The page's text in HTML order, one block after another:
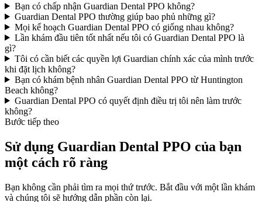
Bạn có chấp nhận Guardian Dental PPO không?
Guardian Dental PPO thường giúp bao phủ những gì?
Mọi kế hoạch Guardian Dental PPO có giống nhau không?
Lần khám đầu tiên tốt nhất nếu tôi có Guardian Dental PPO là
gì?
Tôi có cần biết các quyền lợi Guardian chính xác của mình trước
khi đặt lịch không?
Bạn có khám bệnh nhân Guardian Dental PPO từ Huntington
Beach không?
Guardian Dental PPO có quyết định điều trị tôi nên làm trước
không?
Bước tiếp theo
Sử dụng Guardian Dental PPO của bạn
một cách rõ ràng
Bạn không cần phải tìm ra mọi thứ trước. Bắt đầu với một lần khám
và chúng tôi sẽ hướng dẫn phần còn lại.